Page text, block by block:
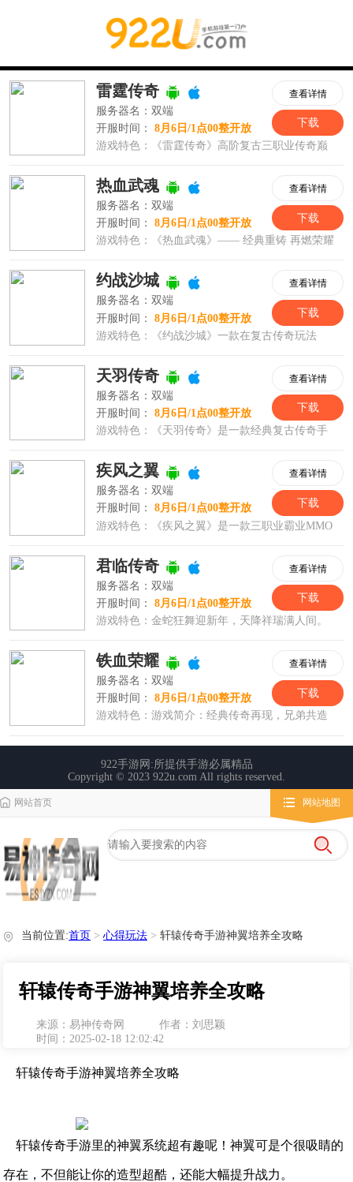
网站首页 网站地图
栏目导航
微变传奇
传奇攻略
心得玩法
当前位置:首页 > 心得玩法 > 轩辕传奇手游神翼培养全攻略
轩辕传奇手游神翼培养全攻略
来源：易神传奇网
作者：刘思颖
时间：2025-02-18 12:02:42
轩辕传奇手游神翼培养全攻略
轩辕传奇手游里的神翼系统超有趣呢！神翼可是个很吸睛的
存在，不但能让你的造型超酷，还能大幅提升战力。